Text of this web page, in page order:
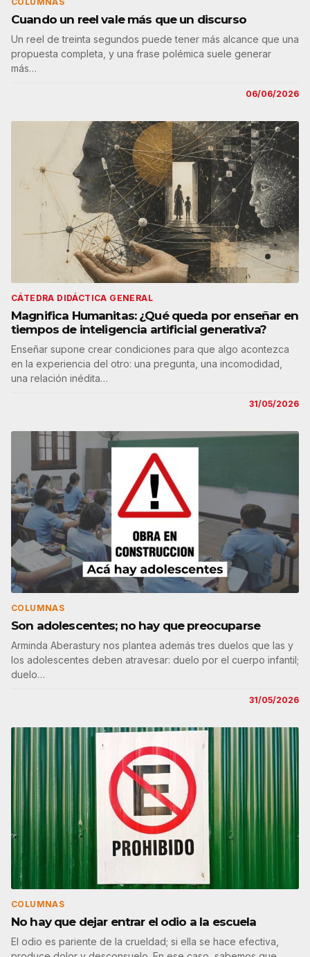
Cuando un reel vale más que un discurso
Un reel de treinta segundos puede tener más alcance que una
propuesta completa, y una frase polémica suele generar
más…
06/06/2026
CÁTEDRA DIDÁCTICA GENERAL
Magnifica Humanitas: ¿Qué queda por enseñar en
tiempos de inteligencia artificial generativa?
Enseñar supone crear condiciones para que algo acontezca
en la experiencia del otro: una pregunta, una incomodidad,
una relación inédita…
31/05/2026
COLUMNAS
Son adolescentes; no hay que preocuparse
Arminda Aberastury nos plantea además tres duelos que las y
los adolescentes deben atravesar: duelo por el cuerpo infantil;
duelo…
31/05/2026
COLUMNAS
No hay que dejar entrar el odio a la escuela
El odio es pariente de la crueldad; si ella se hace efectiva,